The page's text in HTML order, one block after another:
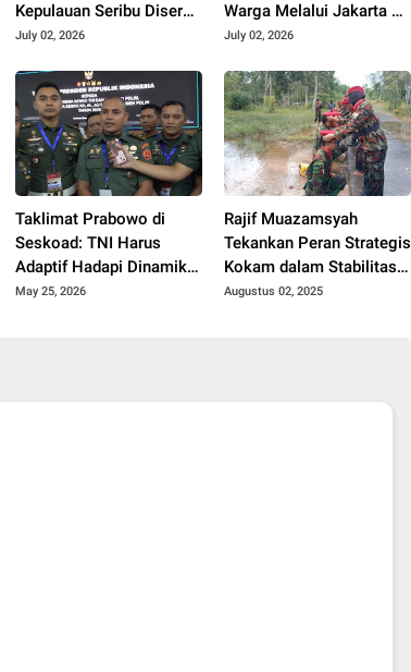
Kepulauan Seribu Diserbu
Warga, Reskrimum Polda
Kepulauan Seribu Hadir
Berbagi Kebahagiaan
July 02, 2026
Warga Melalui Jakarta On
The Spot, Sosialisasikan
July 02, 2026
Taklimat Prabowo di
Seskoad: TNI Harus
Adaptif Hadapi Dinamika
Geopolitik Global
May 25, 2026
Rajif Muazamsyah
Tekankan Peran Strategis
Kokam dalam Stabilitas
Nasional
Augustus 02, 2025